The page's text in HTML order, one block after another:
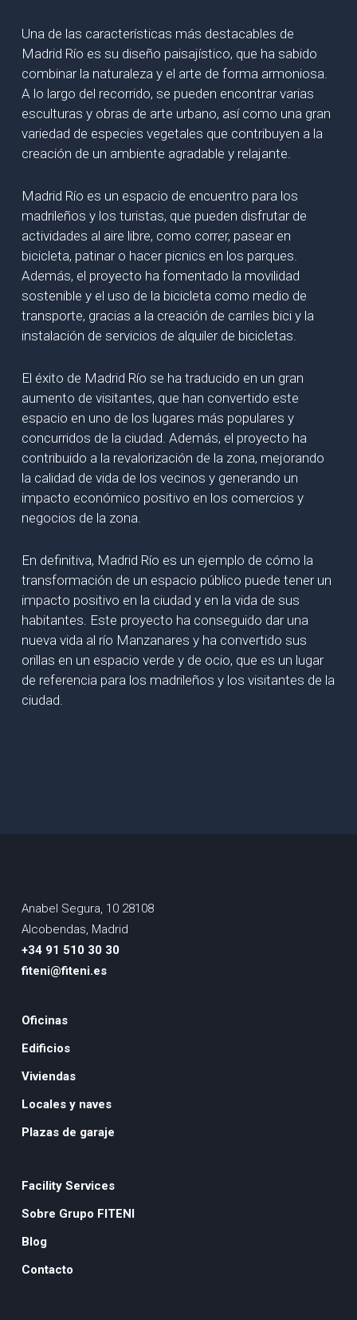
Una de las características más destacables de
Madrid Río es su diseño paisajístico, que ha sabido
combinar la naturaleza y el arte de forma armoniosa.
A lo largo del recorrido, se pueden encontrar varias
esculturas y obras de arte urbano, así como una gran
variedad de especies vegetales que contribuyen a la
creación de un ambiente agradable y relajante.
Madrid Río es un espacio de encuentro para los
madrileños y los turistas, que pueden disfrutar de
actividades al aire libre, como correr, pasear en
bicicleta, patinar o hacer picnics en los parques.
Además, el proyecto ha fomentado la movilidad
sostenible y el uso de la bicicleta como medio de
transporte, gracias a la creación de carriles bici y la
instalación de servicios de alquiler de bicicletas.
El éxito de Madrid Río se ha traducido en un gran
aumento de visitantes, que han convertido este
espacio en uno de los lugares más populares y
concurridos de la ciudad. Además, el proyecto ha
contribuido a la revalorización de la zona, mejorando
la calidad de vida de los vecinos y generando un
impacto económico positivo en los comercios y
negocios de la zona.
En definitiva, Madrid Río es un ejemplo de cómo la
transformación de un espacio público puede tener un
impacto positivo en la ciudad y en la vida de sus
habitantes. Este proyecto ha conseguido dar una
nueva vida al río Manzanares y ha convertido sus
orillas en un espacio verde y de ocio, que es un lugar
de referencia para los madrileños y los visitantes de la
ciudad.
Anabel Segura, 10 28108
Alcobendas, Madrid
+34 91 510 30 30
fiteni@fiteni.es
Oficinas
Edificios
Viviendas
Locales y naves
Plazas de garaje
Facility Services
Sobre Grupo FITENI
Blog
Contacto